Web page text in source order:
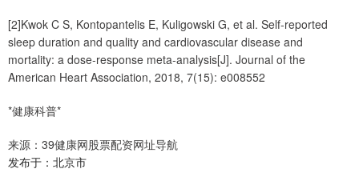
[2]Kwok C S, Kontopantelis E, Kuligowski G, et al. Self‐reported
sleep duration and quality and cardiovascular disease and
mortality: a dose‐response meta‐analysis[J]. Journal of the
American Heart Association, 2018, 7(15): e008552
*健康科普*
来源：39健康网股票配资网址导航
发布于：北京市